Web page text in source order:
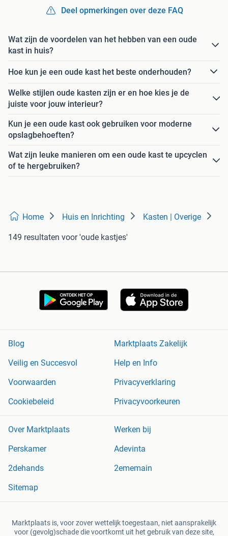
Deel opmerkingen over deze FAQ
Wat zijn de voordelen van het hebben van een oude
kast in huis?
Hoe kun je een oude kast het beste onderhouden?
Welke stijlen oude kasten zijn er en hoe kies je de
juiste voor jouw interieur?
Kun je een oude kast ook gebruiken voor moderne
opslagbehoeften?
Wat zijn leuke manieren om een oude kast te upcyclen
of te hergebruiken?
Home Huis en Inrichting Kasten | Overige
149 resultaten voor 'oude kastjes'
Blog
Marktplaats Zakelijk
Veilig en Succesvol
Help en Info
Voorwaarden
Privacyverklaring
Cookiebeleid
Privacyvoorkeuren
Over Marktplaats
Werken bij
Perskamer
Adevinta
2dehands
2ememain
Sitemap
Marktplaats is, voor zover wettelijk toegestaan, niet aansprakelijk
voor (gevolg)schade die voortkomt uit het gebruik van deze site,